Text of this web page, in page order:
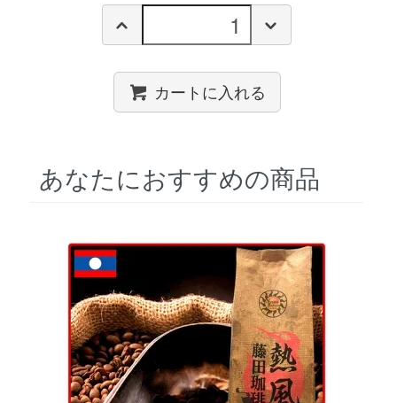
カートに入れる
あなたにおすすめの商品